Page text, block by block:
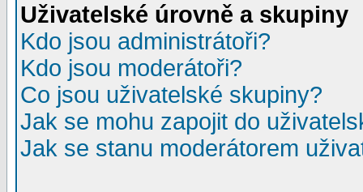
Uživatelské úrovně a skupiny
Kdo jsou administrátoři?
Kdo jsou moderátoři?
Co jsou uživatelské skupiny?
Jak se mohu zapojit do
Jak se stanu moderátorem